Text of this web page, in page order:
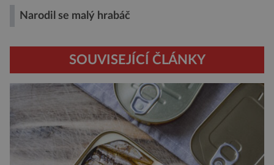
Narodil se malý hrabáč
SOUVISEJÍCÍ ČLÁNKY